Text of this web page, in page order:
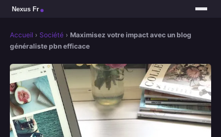
Accueil › Société › Maximisez votre impact avec un blog
généraliste pbn efficace